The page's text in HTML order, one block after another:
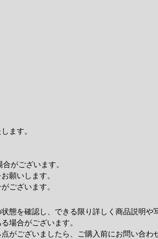
ます。
がございます。
願いします。
ございます。
態を確認し、できる限り詳しく商品説明
場合がございます。
がございましたら、ご購入前にお問い合わ